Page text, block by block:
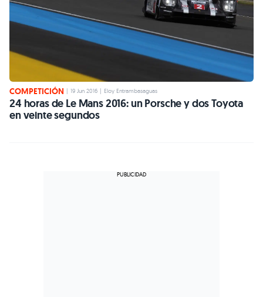
COMPETICIÓN 19 Jun 2016 Eloy Entrambasaguas
24 horas de Le Mans 2016: un Porsche y dos Toyota
en veinte segundos